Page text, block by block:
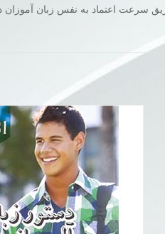
سرعت اعتماد به نفس زبان آموزان